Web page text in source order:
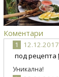
Коментари
1
12.12.2017
под рецепта
Уникална!